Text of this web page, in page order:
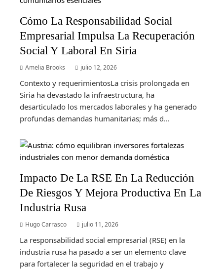
Cómo La Responsabilidad Social
Empresarial Impulsa La Recuperación
Social Y Laboral En Siria
Amelia Brooks julio 12, 2026
Contexto y requerimientosLa crisis prolongada en
Siria ha devastado la infraestructura, ha
desarticulado los mercados laborales y ha generado
profundas demandas humanitarias; más d...
Impacto De La RSE En La Reducción
De Riesgos Y Mejora Productiva En La
Industria Rusa
Hugo Carrasco julio 11, 2026
La responsabilidad social empresarial (RSE) en la
industria rusa ha pasado a ser un elemento clave
para fortalecer la seguridad en el trabajo y